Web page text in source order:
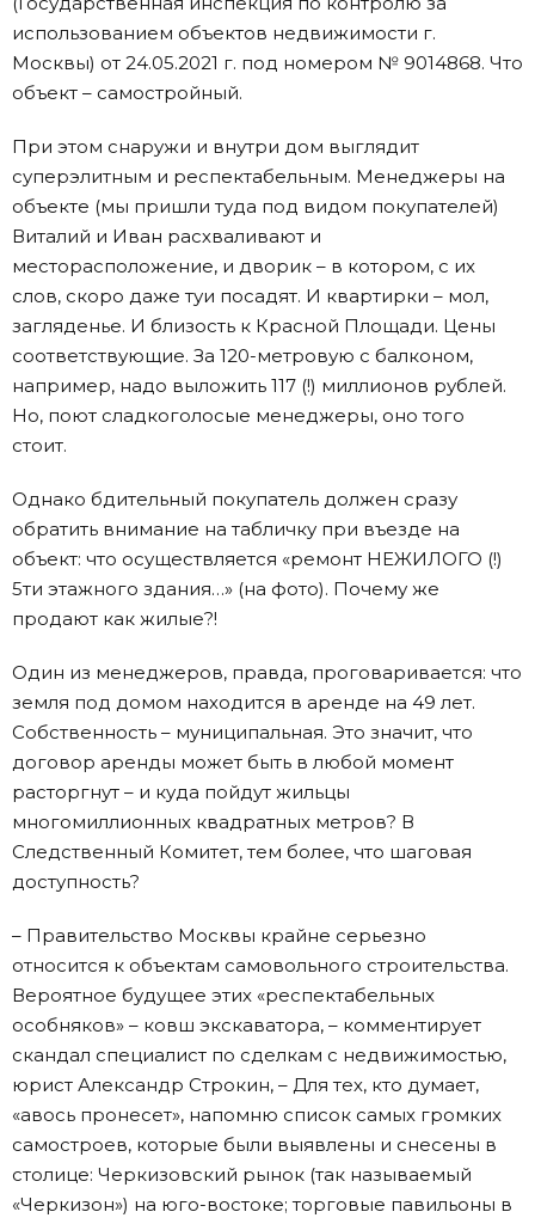
использованием объектов недвижимости г.
Москвы) от 24.05.2021 г. под номером № 9014868. Что
объект – самостройный.
При этом снаружи и внутри дом выглядит
суперэлитным и респектабельным. Менеджеры на
объекте (мы пришли туда под видом покупателей)
Виталий и Иван расхваливают и
месторасположение, и дворик – в котором, с их
слов, скоро даже туи посадят. И квартирки – мол,
загляденье. И близость к Красной Площади. Цены
соответствующие. За 120-метровую с балконом,
например, надо выложить 117 (!) миллионов рублей.
Но, поют сладкоголосые менеджеры, оно того
стоит.
Однако бдительный покупатель должен сразу
обратить внимание на табличку при въезде на
объект: что осуществляется «ремонт НЕЖИЛОГО (!)
5ти этажного здания…» (на фото). Почему же
продают как жилые?!
Один из менеджеров, правда, проговаривается: что
земля под домом находится в аренде на 49 лет.
Собственность – муниципальная. Это значит, что
договор аренды может быть в любой момент
расторгнут – и куда пойдут жильцы
многомиллионных квадратных метров? В
Следственный Комитет, тем более, что шаговая
доступность?
– Правительство Москвы крайне серьезно
относится к объектам самовольного строительства.
Вероятное будущее этих «респектабельных
особняков» – ковш экскаватора, – комментирует
скандал специалист по сделкам с недвижимостью,
юрист Александр Строкин, – Для тех, кто думает,
«авось пронесет», напомню список самых громких
самостроев, которые были выявлены и снесены в
столице: Черкизовский рынок (так называемый
«Черкизон») на юго-востоке; торговые павильоны в